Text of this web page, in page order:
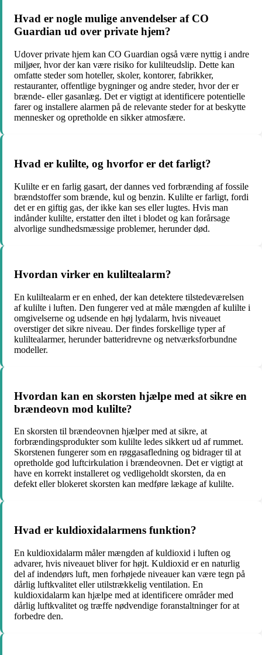
Hvad er nogle mulige anvendelser af CO
Guardian ud over private hjem?
Udover private hjem kan CO Guardian også være nyttig i andre
miljøer, hvor der kan være risiko for kulilteudslip. Dette kan
omfatte steder som hoteller, skoler, kontorer, fabrikker,
restauranter, offentlige bygninger og andre steder, hvor der er
brænde- eller gasanlæg. Det er vigtigt at identificere potentielle
farer og installere alarmen på de relevante steder for at beskytte
mennesker og opretholde en sikker atmosfære.
Hvad er kulilte, og hvorfor er det farligt?
Kulilte er en farlig gasart, der dannes ved forbrænding af fossile
brændstoffer som brænde, kul og benzin. Kulilte er farligt, fordi
det er en giftig gas, der ikke kan ses eller lugtes. Hvis man
indånder kulilte, erstatter den iltet i blodet og kan forårsage
alvorlige sundhedsmæssige problemer, herunder død.
Hvordan virker en kuliltealarm?
En kuliltealarm er en enhed, der kan detektere tilstedeværelsen
af kulilte i luften. Den fungerer ved at måle mængden af kulilte i
omgivelserne og udsende en høj lydalarm, hvis niveauet
overstiger det sikre niveau. Der findes forskellige typer af
kuliltealarmer, herunder batteridrevne og netværksforbundne
modeller.
Hvordan kan en skorsten hjælpe med at sikre en
brændeovn mod kulilte?
En skorsten til brændeovnen hjælper med at sikre, at
forbrændingsprodukter som kulilte ledes sikkert ud af rummet.
Skorstenen fungerer som en røggasafledning og bidrager til at
opretholde god luftcirkulation i brændeovnen. Det er vigtigt at
have en korrekt installeret og vedligeholdt skorsten, da en
defekt eller blokeret skorsten kan medføre lækage af kulilte.
Hvad er kuldioxidalarmens funktion?
En kuldioxidalarm måler mængden af kuldioxid i luften og
advarer, hvis niveauet bliver for højt. Kuldioxid er en naturlig
del af indendørs luft, men forhøjede niveauer kan være tegn på
dårlig luftkvalitet eller utilstrækkelig ventilation. En
kuldioxidalarm kan hjælpe med at identificere områder med
dårlig luftkvalitet og træffe nødvendige foranstaltninger for at
forbedre den.